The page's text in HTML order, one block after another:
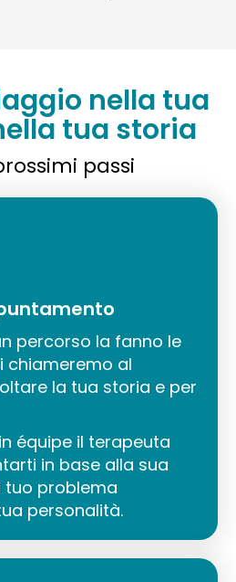
nella tua
tua storia
passi
percorso la fanno le
chiameremo al
la tua storia e per
équipe il terapeuta
in base alla sua
tuo problema
personalità.